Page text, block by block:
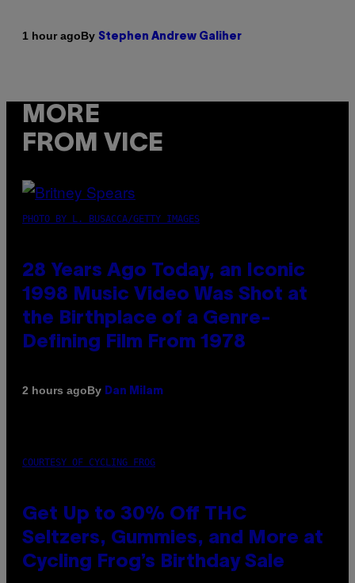
1 hour agoBy Stephen Andrew Galiher
MORE
FROM VICE
PHOTO BY L. BUSACCA/GETTY IMAGES
28 Years Ago Today, an Iconic
1998 Music Video Was Shot at
the Birthplace of a Genre-
Defining Film From 1978
2 hours agoBy Dan Milam
COURTESY OF CYCLING FROG
Get Up to 30% Off THC
Seltzers, Gummies, and More at
Cycling Frog’s Birthday Sale